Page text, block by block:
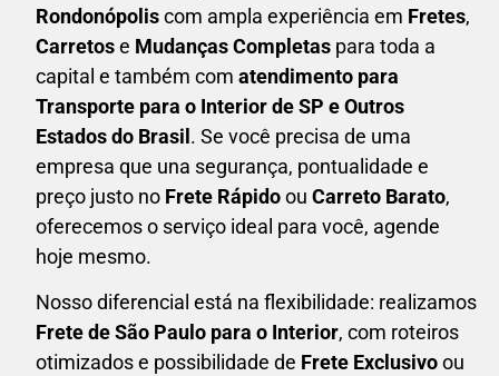
Rondonópoliscom ampla experiência em Fretes,
Carretose Mudanças Completas para toda a
capital e também com atendimento para
Transporte para o Interior de SP e Outros
Estados do Brasil . Se você precisa de uma
empresa que una segurança, pontualidade e
preço justo no Frete Rápidoou Carreto Barato,
oferecemos o serviço ideal para você, agende
hoje mesmo.
Nosso diferencial está na flexibilidade: realizamos
Frete de São Paulo para o Interior, com roteiros
otimizados e possibilidade de Frete Exclusivoou